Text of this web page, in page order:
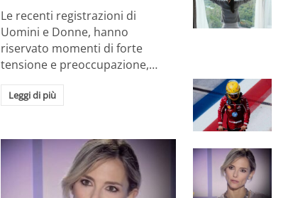
Le recenti registrazioni di
Uomini e Donne, hanno
riservato momenti di forte
tensione e preoccupazione,…
Leggi di più